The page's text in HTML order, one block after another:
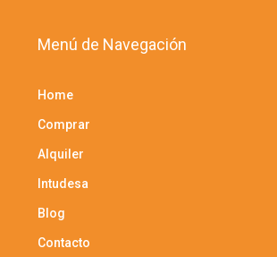
Menú de Navegación
Home
Comprar
Alquiler
Intudesa
Blog
Contacto